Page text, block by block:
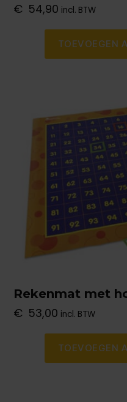
€ 54,90 incl. BTW
TOEVOEGEN
Rekenmat met
€ 53,00 incl. BTW
TOEVOEGEN